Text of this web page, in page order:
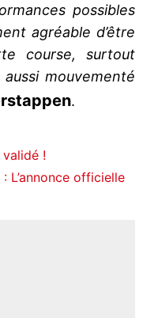
possibles
agréable d’être
course, surtout
aussi mouvementé
.
validé !
L’annonce officielle